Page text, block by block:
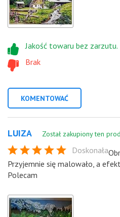
Brak
Jakość towaru bez zarzutu.
KOMENTOWAĆ
LUIZA Został zakupiony ten
Doskonała
Przyjemnie się malowało, a
Polecam